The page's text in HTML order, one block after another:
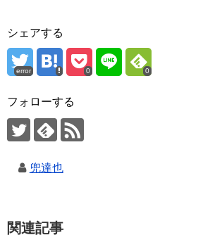
シェアする
error 0 0
フォローする
兜達也
関連記事